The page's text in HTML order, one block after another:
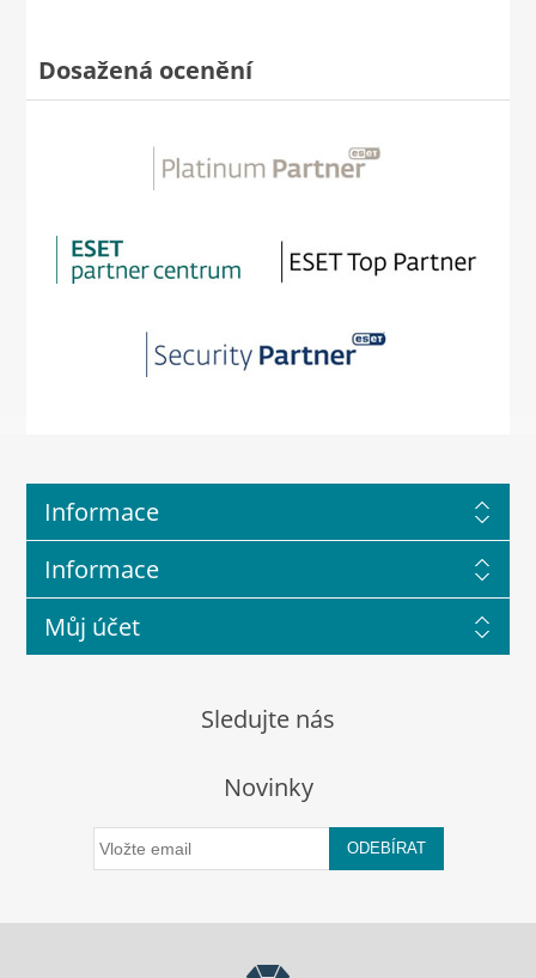
Dosažená ocenění
Informace
Informace
Můj účet
Sledujte nás
Novinky
ODEBÍRAT